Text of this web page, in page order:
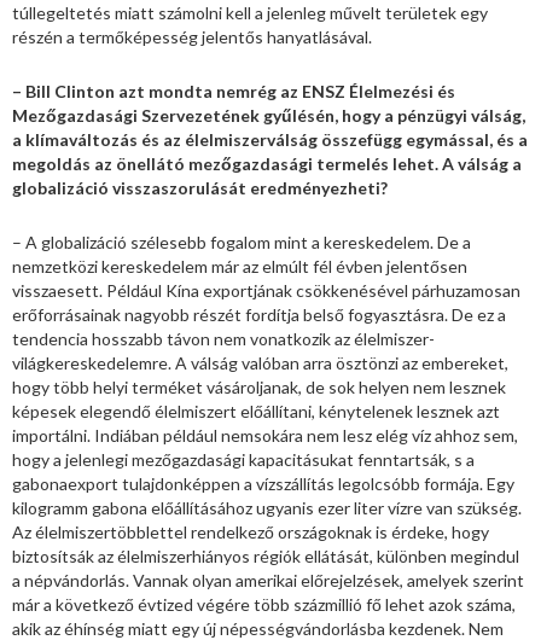
túllegeltetés miatt számolni kell a jelenleg művelt területek egy
részén a termőképesség jelentős hanyatlásával.
– Bill Clinton azt mondta nemrég az ENSZ Élelmezési és
Mezőgazdasági Szervezetének gyűlésén, hogy a pénzügyi válság,
a klímaváltozás és az élelmiszerválság összefügg egymással, és a
megoldás az önellátó mezőgazdasági termelés lehet. A válság a
globalizáció visszaszorulását eredményezheti?
– A globalizáció szélesebb fogalom mint a kereskedelem. De a
nemzetközi kereskedelem már az elmúlt fél évben jelentősen
visszaesett. Például Kína exportjának csökkenésével párhuzamosan
erőforrásainak nagyobb részét fordítja belső fogyasztásra. De ez a
tendencia hosszabb távon nem vonatkozik az élelmiszer-
világkereskedelemre. A válság valóban arra ösztönzi az embereket,
hogy több helyi terméket vásároljanak, de sok helyen nem lesznek
képesek elegendő élelmiszert előállítani, kénytelenek lesznek azt
importálni. Indiában például nemsokára nem lesz elég víz ahhoz sem,
hogy a jelenlegi mezőgazdasági kapacitásukat fenntartsák, s a
gabonaexport tulajdonképpen a vízszállítás legolcsóbb formája. Egy
kilogramm gabona előállításához ugyanis ezer liter vízre van szükség.
Az élelmiszertöbblettel rendelkező országoknak is érdeke, hogy
biztosítsák az élelmiszerhiányos régiók ellátását, különben megindul
a népvándorlás. Vannak olyan amerikai előrejelzések, amelyek szerint
már a következő évtized végére több százmillió fő lehet azok száma,
akik az éhínség miatt egy új népességvándorlásba kezdenek. Nem